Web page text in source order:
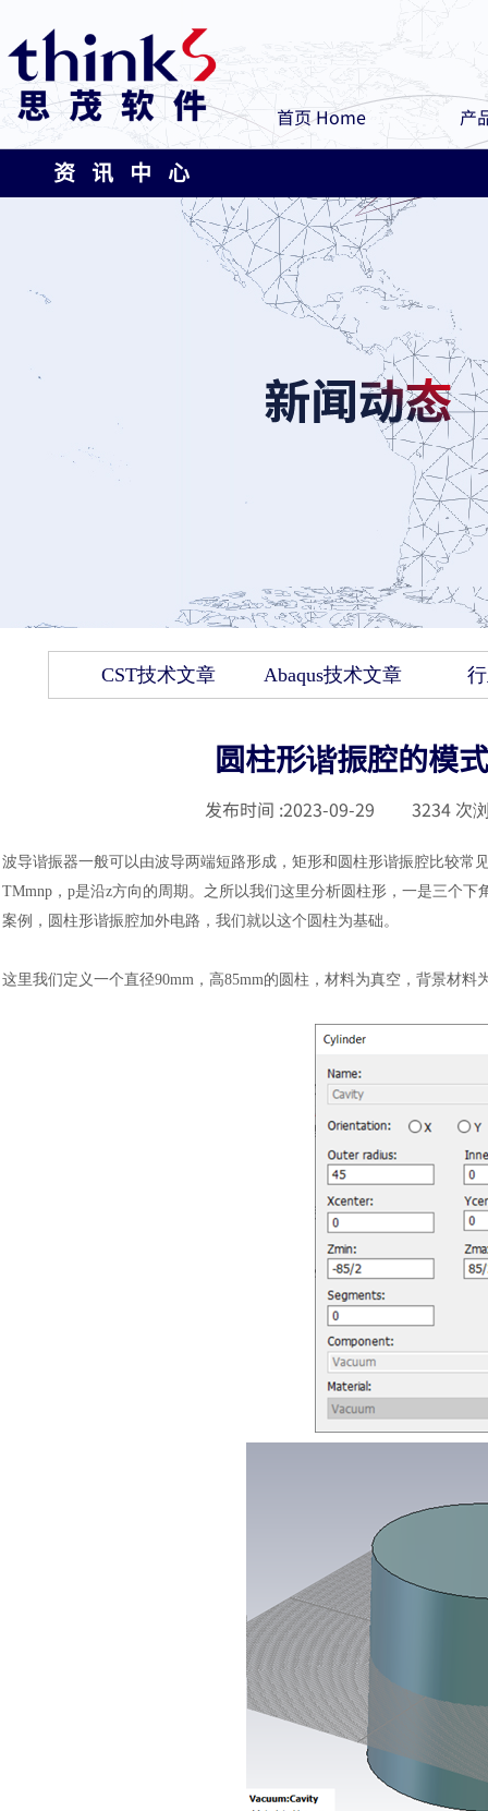
首页 Home 产
资 讯 中 心
CST技术文章 Abaqus技术文章
圆柱形谐振腔的模
发布时间 :2023-09-29 3234 次
波导谐振器一般可以由波导两端短路形成，矩形和圆柱形谐振腔比较常
TMmnp，p是沿z方向的周期。之所以我们这里分析圆柱形，一是三个
案例，圆柱形谐振腔加外电路，我们就以这个圆柱为基础。
这里我们定义一个直径90mm，高85mm的圆柱，材料为真空，背景材料